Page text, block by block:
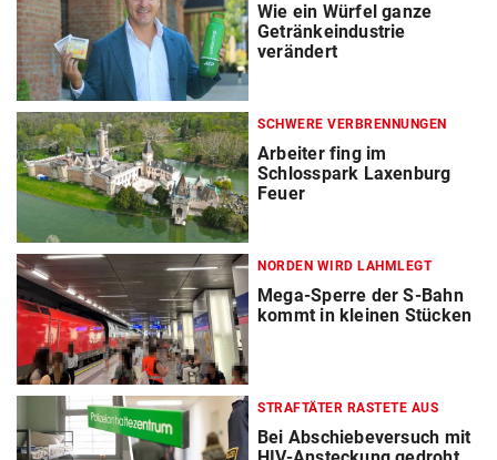
Wie ein Würfel ganze
Getränkeindustrie
verändert
SCHWERE VERBRENNUNGEN
Arbeiter fing im
Schlosspark Laxenburg
Feuer
NORDEN WIRD LAHMLEGT
Mega-Sperre der S-Bahn
kommt in kleinen Stücken
STRAFTÄTER RASTETE AUS
Bei Abschiebeversuch mit